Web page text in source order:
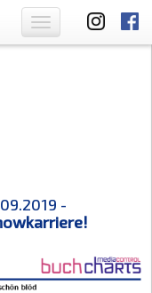
Toggle
navigation
-